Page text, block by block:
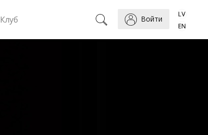
Клуб Войти